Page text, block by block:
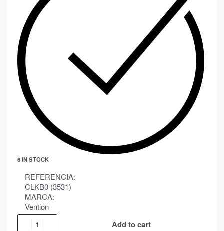
6 IN STOCK
REFERENCIA:
CLKB0 (3531)
MARCA:
Vention
Add to cart